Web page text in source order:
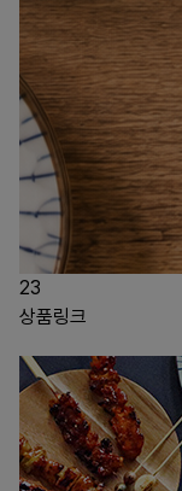
23
상품링크